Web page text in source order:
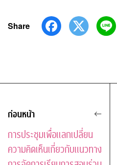
Share
ก่อนหน้า
การประชุมเพื่อแลกเปลี่ยน
ความคิดเห็นเกี่ยวกับแนวทาง